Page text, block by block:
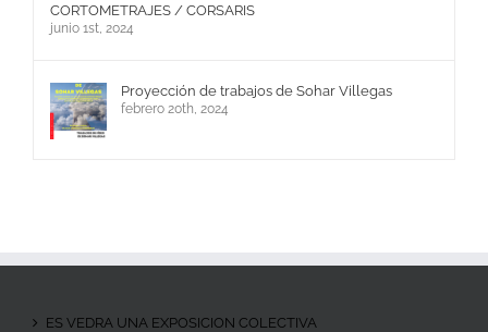
CORTOMETRAJES / CORSARIS
junio 1st, 2024
Proyección de trabajos de Sohar Villegas
febrero 20th, 2024
ES VEDRA UNA EXPOSICION COLECTIVA